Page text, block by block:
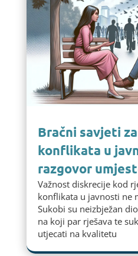
Bračni savjeti
konflikata u
razgovor
Važnost diskrecije kod
konflikata u javnosti ne
Sukobi su neizbježan
na koji par rješava te
utjecati na kvalitetu